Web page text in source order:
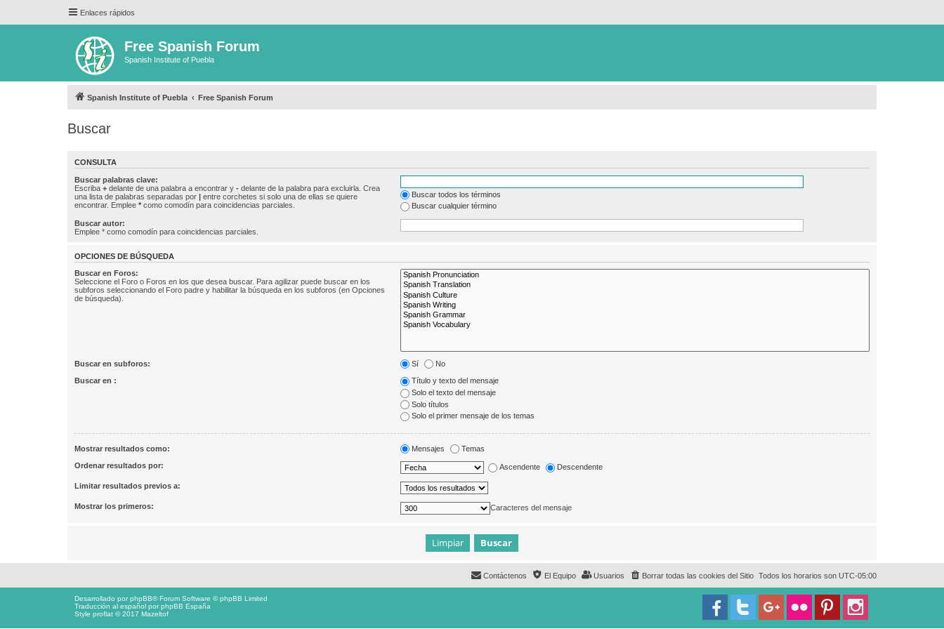
Enlaces rápidos
Free Spanish Forum
Spanish Institute of Puebla
Spanish Institute of Puebla Free Spanish Forum
Buscar
CONSULTA
Buscar palabras clave:
Escriba + delante de una palabra a encontrar y - delante de la palabra para excluirla. Crea
una lista de palabras separadas por | entre corchetes si solo una de ellas se quiere
encontrar. Emplee * como comodín para coincidencias parciales.
Buscar todos los términos
Buscar cualquier término
Buscar autor:
Emplee * como comodín para coincidencias parciales.
OPCIONES DE BÚSQUEDA
Buscar en Foros:
Seleccione el Foro o Foros en los que desea buscar. Para agilizar puede buscar en los
subforos seleccionando el Foro padre y habilitar la búsqueda en los subforos (en Opciones
de búsqueda).
Buscar en subforos: Sí No
Buscar en :
Título y texto del mensaje
Solo el texto del mensaje
Solo títulos
Solo el primer mensaje de los temas
Mostrar resultados como: Mensajes Temas
Ordenar resultados por: Ascendente Descendente
Limitar resultados previos a:
Mostrar los primeros: Caracteres del mensaje
Todos los horarios son UTC-05:00
Borrar todas las cookies del Sitio
Usuarios
El Equipo
Contáctenos
Desarrollado porphpBB® Forum Software © phpBB Limited
Traducción al español porphpBB España
Style proflat © 2017 Mazeltof